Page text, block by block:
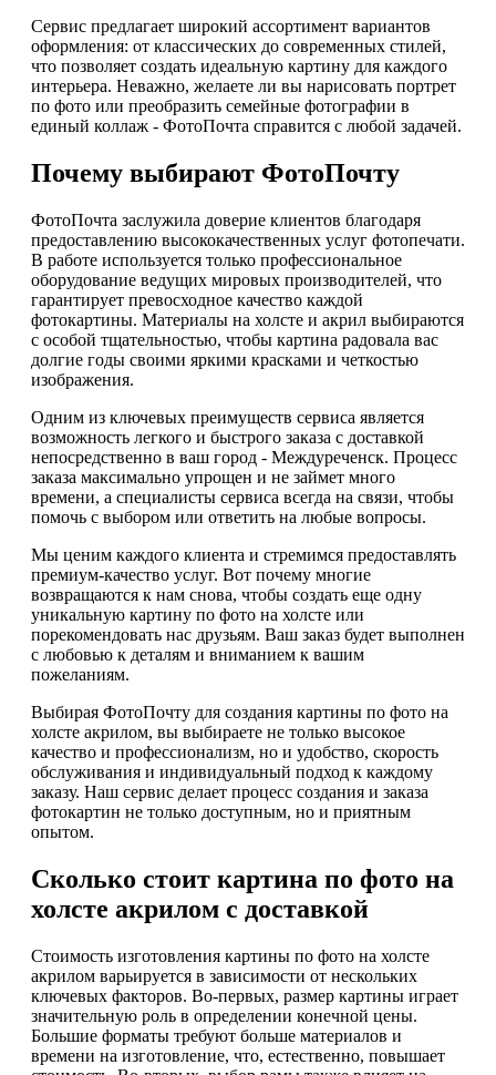
Сервис предлагает широкий ассортимент вариантов
оформления: от классических до современных стилей,
что позволяет создать идеальную картину для каждого
интерьера. Неважно, желаете ли вы нарисовать портрет
по фото или преобразить семейные фотографии в
единый коллаж - ФотоПочта справится с любой задачей.
Почему выбирают ФотоПочту
ФотоПочта заслужила доверие клиентов благодаря
предоставлению высококачественных услуг фотопечати.
В работе используется только профессиональное
оборудование ведущих мировых производителей, что
гарантирует превосходное качество каждой
фотокартины. Материалы на холсте и акрил выбираются
с особой тщательностью, чтобы картина радовала вас
долгие годы своими яркими красками и четкостью
изображения.
Одним из ключевых преимуществ сервиса является
возможность легкого и быстрого заказа с доставкой
непосредственно в ваш город - Междуреченск. Процесс
заказа максимально упрощен и не займет много
времени, а специалисты сервиса всегда на связи, чтобы
помочь с выбором или ответить на любые вопросы.
Мы ценим каждого клиента и стремимся предоставлять
премиум-качество услуг. Вот почему многие
возвращаются к нам снова, чтобы создать еще одну
уникальную картину по фото на холсте или
порекомендовать нас друзьям. Ваш заказ будет выполнен
с любовью к деталям и вниманием к вашим
пожеланиям.
Выбирая ФотоПочту для создания картины по фото на
холсте акрилом, вы выбираете не только высокое
качество и профессионализм, но и удобство, скорость
обслуживания и индивидуальный подход к каждому
заказу. Наш сервис делает процесс создания и заказа
фотокартин не только доступным, но и приятным
опытом.
Сколько стоит картина по фото на
холсте акрилом с доставкой
Стоимость изготовления картины по фото на холсте
акрилом варьируется в зависимости от нескольких
ключевых факторов. Во-первых, размер картины играет
значительную роль в определении конечной цены.
Большие форматы требуют больше материалов и
времени на изготовление, что, естественно, повышает